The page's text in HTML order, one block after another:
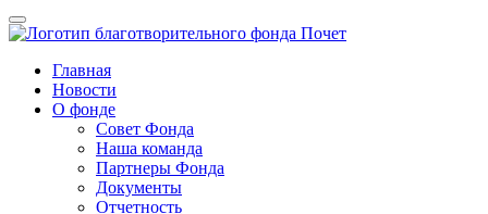
Главная
Новости
О фонде
Совет Фонда
Наша команда
Партнеры Фонда
Документы
Отчетность